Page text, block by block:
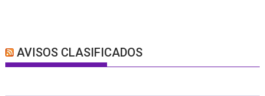
AVISOS CLASIFICADOS